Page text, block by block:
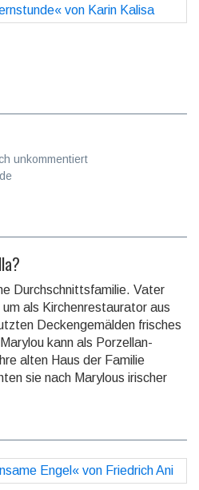
unkommentiert
Durchschnittsfamilie. Vater
als Kirchen­restau­rator aus
Decken­gemäl­den frisches
kann als Porzellan­
alten Haus der Familie
sie nach Marylous irischer